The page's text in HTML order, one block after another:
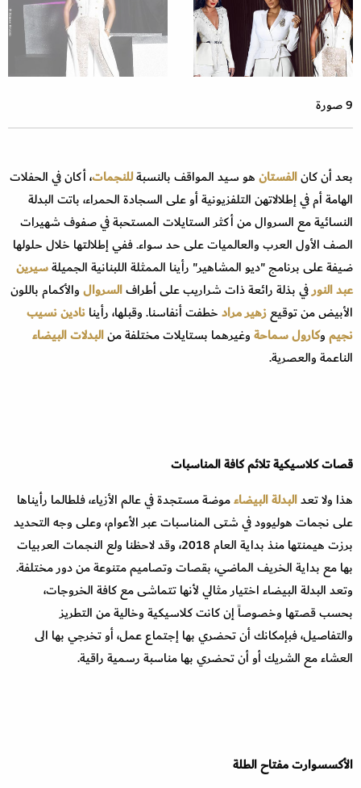
9 صورة
بعد أن كانالفستانهو سيد المواقف بالنسبةللنجمات، أكان في الحفلات
الهامة أم في إطلالاتهن التلفزيونية أو على السجادة الحمراء، باتت البدلة
النسائية مع السروال من أكثر الستايلات المستحبة في صفوف شهيرات
الصف الأول العرب والعالميات على حد سواء. ففي إطلالتها خلال حلولها
ضيفة على برنامج "ديو المشاهير" رأينا الممثلة اللبنانية الجميلةسيرين
عبد النورفي بذلة رائعة ذات شراريب على أطرافالسروالوالأكمام باللون
الأبيض من توقيعزهير مرادخطفت أنفاسنا. وقبلها، رأينانادين نسيب
نجيموكارول سماحةوغيرهما بستايلات مختلفة منالبدلات البيضاء
الناعمة والعصرية.
قصات كلاسيكية تلائم كافة المناسبات
هذا ولا تعدالبدلة البيضاءموضة مستجدة في عالم الأزياء، فلطالما رأيناها
على نجمات هوليوود في شتى المناسبات عبر الأعوام، وعلى وجه التحديد
برزت هيمنتها منذ بداية العام 2018، وقد لاحظنا ولع النجمات العربيات
بها مع بداية الخريف الماضي، بقصات وتصاميم متنوعة من دور مختلفة.
وتعد البدلة البيضاء اختيار مثالي لأنها تتماشى مع كافة الخروجات،
بحسب قصتها وخصوصاً إن كانت كلاسيكية وخالية من التطريز
والتفاصيل، فبإمكانك أن تحضري بها إجتماع عمل، أو تخرجي بها الى
العشاء مع الشريك أو أن تحضري بها مناسبة رسمية راقية.
الأكسسوارت مفتاح الطلة